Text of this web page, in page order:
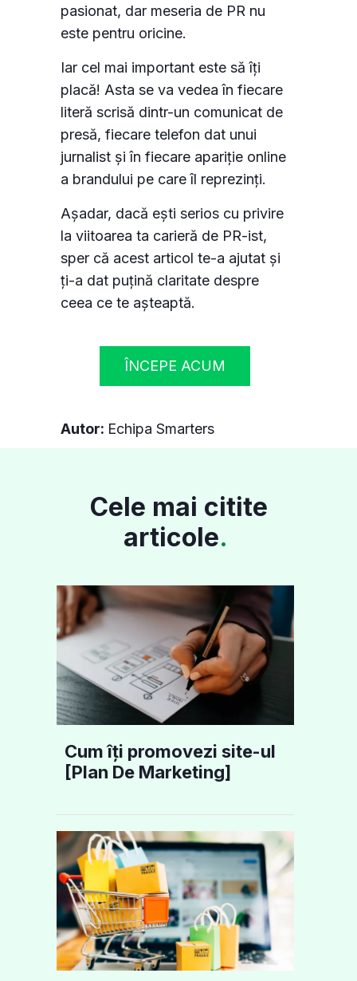
pasionat, dar meseria de PR nu
este pentru oricine.
Iar cel mai important este să îți
placă! Asta se va vedea în fiecare
literă scrisă dintr-un comunicat de
presă, fiecare telefon dat unui
jurnalist și în fiecare apariție online
a brandului pe care îl reprezinți.
Așadar, dacă ești serios cu privire
la viitoarea ta carieră de PR-ist,
sper că acest articol te-a ajutat și
ți-a dat puțină claritate despre
ceea ce te așteaptă.
ÎNCEPE ACUM
Autor: Echipa Smarters
Cele mai citite
articole.
Cum îți promovezi site-ul
[Plan De Marketing]